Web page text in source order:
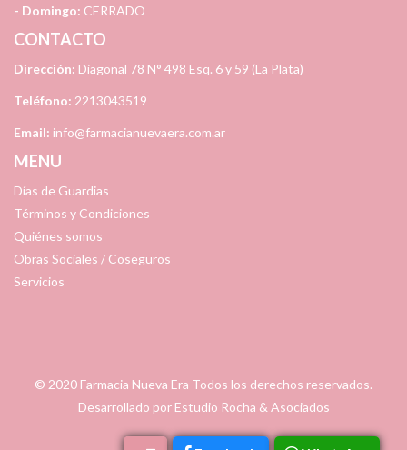
- Domingo: CERRADO
CONTACTO
Dirección: Diagonal 78 N° 498 Esq. 6 y 59 (La Plata)
Teléfono: 2213043519
Email: info@farmacianuevaera.com.ar
MENU
Días de Guardias
Términos y Condiciones
Quiénes somos
Obras Sociales / Coseguros
Servicios
© 2020 Farmacia Nueva Era Todos los derechos reservados.
Desarrollado por Estudio Rocha & Asociados